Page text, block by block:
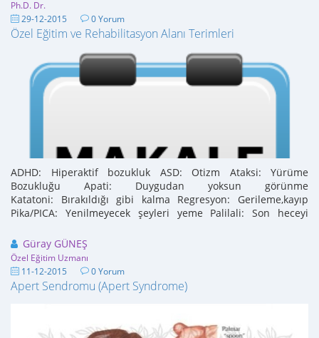
Ph.D. Dr.
29-12-2015 0 Yorum
Özel Eğitim ve Rehabilitasyon Alanı Terimleri
ADHD: Hiperaktif bozukluk ASD: Otizm Ataksi: Yürüme
Bozukluğu Apati: Duygudan yoksun görünme
Katatoni: Bırakıldığı gibi kalma Regresyon: Gerileme,kayıp
Pika/PICA: Yenilmeyecek şeyleri yeme Palilali: Son heceyi
Güray GÜNEŞ
Özel Eğitim Uzmanı
11-12-2015 0 Yorum
Apert Sendromu (Apert Syndrome)